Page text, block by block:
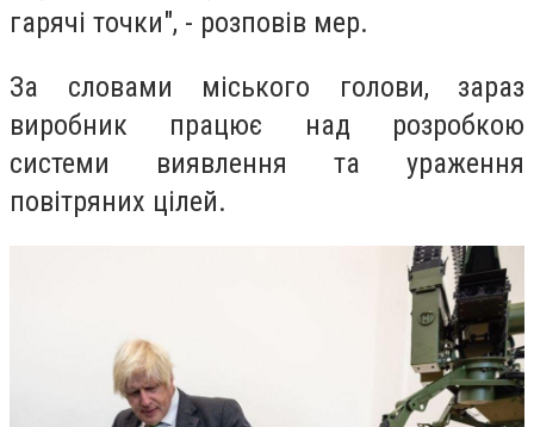
гарячі точки", - розповів мер.
За словами міського голови, зараз
виробник працює над розробкою
системи виявлення та ураження
повітряних цілей.